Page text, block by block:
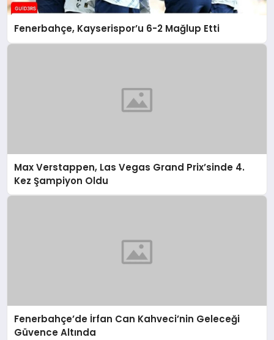
Fenerbahçe, Kayserispor’u 6-2 Mağlup Etti
Max Verstappen, Las Vegas Grand Prix’sinde 4.
Kez Şampiyon Oldu
Fenerbahçe’de İrfan Can Kahveci’nin Geleceği
Güvence Altında